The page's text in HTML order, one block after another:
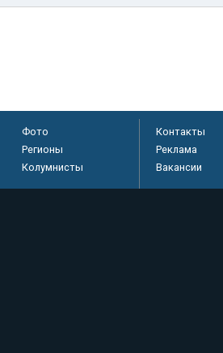
Фото
Регионы
Колумнисты
Контакты
Реклама
Вакансии